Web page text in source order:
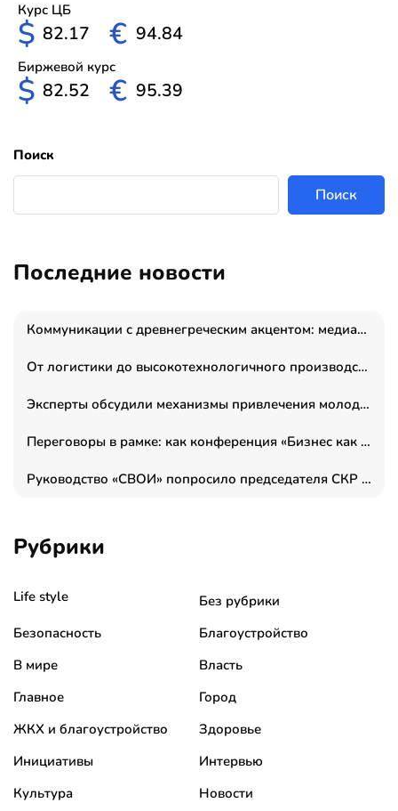
Курс ЦБ
$ 82.17 € 94.84
Биржевой курс
$ 82.52 € 95.39
Поиск
Поиск
Последние новости
Коммуникации с древнегреческим акцентом: медиаменеджер и журналист Владимир Дергачев запустил коммуникационное агентство «Сократ 2.0»
От логистики до высокотехнологичного производства: как основатель “гагаринга” выстраивает экосистему безопасности и гражданских БПЛА
Эксперты обсудили механизмы привлечения молодых специалистов в промышленные города
Переговоры в рамке: как конференция «Бизнес как искусство» переформатирует деловой этикет в стенах ТПП РФ
Руководство «СВОИ» попросило председателя СКР дать правовую оценку обысков в тыловом штабе
Рубрики
Life style
Без рубрики
Безопасность
Благоустройство
В мире
Власть
Главное
Город
ЖКХ и благоустройство
Здоровье
Инициативы
Интервью
Культура
Новости